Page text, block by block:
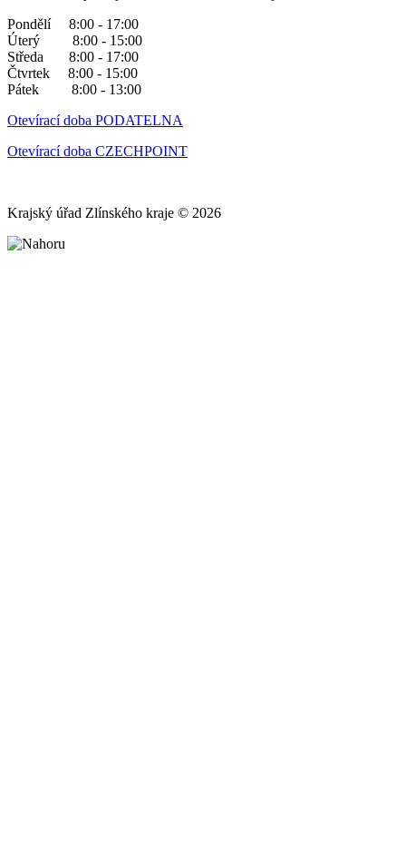
Pondělí 8:00 - 17:00
Úterý 8:00 - 15:00
Středa 8:00 - 17:00
Čtvrtek 8:00 - 15:00
Pátek 8:00 - 13:00
Otevírací doba PODATELNA
Otevírací doba CZECHPOINT
Krajský úřad Zlínského kraje © 2026